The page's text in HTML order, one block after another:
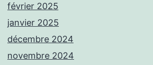
février 2025
janvier 2025
décembre 2024
novembre 2024